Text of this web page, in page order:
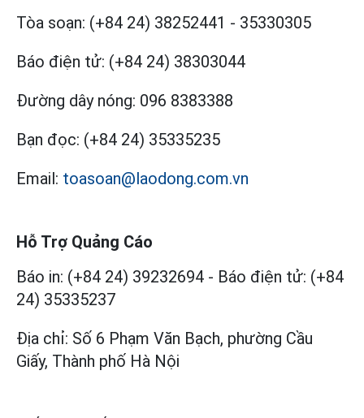
Tòa soạn: (+84 24) 38252441 - 35330305
Báo điện tử: (+84 24) 38303044
Đường dây nóng: 096 8383388
Bạn đọc: (+84 24) 35335235
Email: toasoan@laodong.com.vn
Hỗ Trợ Quảng Cáo
Báo in: (+84 24) 39232694 - Báo điện tử: (+84
24) 35335237
Địa chỉ: Số 6 Phạm Văn Bạch, phường Cầu
Giấy, Thành phố Hà Nội